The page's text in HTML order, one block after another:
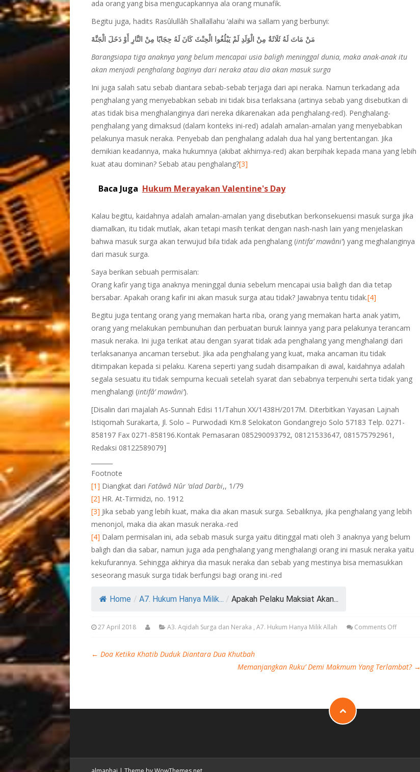
ada orang yang bisa mengucapkannya ala orang munafik.
Begitu juga, hadits Rasûlullâh Shallallahu ‘alaihi wa sallam yang berbunyi:
مَنْ مَاتَ لَهُ ثَلَاثَةٌ مِنْ الْوَلَدِ لَمْ يَبْلُغُوا الْحِنْثَ كَانَ لَهُ حِجَابًا مِنْ النَّارِ أَوْ دَخَلَ الْجَنَّةَ
Barangsiapa tiga anaknya yang belum mencapai usia baligh meninggal dunia, maka anak-anak itu
akan menjadi penghalang baginya dari neraka atau dia akan masuk surga
Ini juga salah satu sebab diantara sebab-sebab terjaga dari api neraka. Namun terkadang ada
penghalang yang menyebabkan sebab ini tidak bisa terlaksana (artinya sebab yang disebutkan di
atas tidak bisa menghalanginya dari nereka dikarenakan ada penghalang-red). Penghalang-
penghalang yang dimaksud (dalam konteks ini-red) adalah amalan-amalan yang menyebabkan
pelakunya masuk neraka. Penyebab dan penghalang adalah dua hal yang bertentangan. Jika
demikian keadannya, maka hukumnya (akibat akhirnya-red) akan berpihak kepada mana yang lebih
kuat atau dominan? Sebab atau penghalang?[3]
Baca Juga Hukum Merayakan Valentine's Day
Kalau begitu, kaidahnya adalah amalan-amalan yang disebutkan berkonsekuensi masuk surga jika
diamalkan, itu tidak mutlak, akan tetapi masih terikat dengan nash-nash lain yang menjelaskan
bahwa masuk surga akan terwujud bila tidak ada penghalang (intifa’ mawâni’) yang meghalanginya
dari masuk surga.
Saya berikan sebuah permisalan:
Orang kafir yang tiga anaknya meninggal dunia sebelum mencapai usia baligh dan dia tetap
bersabar. Apakah orang kafir ini akan masuk surga atau tidak? Jawabnya tentu tidak.[4]
Begitu juga tentang orang yang memakan harta riba, orang yang memakan harta anak yatim,
orang yang melakukan pembunuhan dan perbuatan buruk lainnya yang para pelakunya terancam
masuk neraka. Ini juga terikat atau dengan syarat tidak ada penghalang yang menghalangi dari
terlaksananya ancaman tersebut. Jika ada penghalang yang kuat, maka ancaman itu tidak
ditimpakan kepada si pelaku. Karena seperti yang sudah disampaikan di awal, kaidahnya adalah
segala sesuatu itu tidak sempurna kecuali setelah syarat dan sebabnya terpenuhi serta tidak yang
menghalangi (intifâ’ mawâni’).
[Disalin dari majalah As-Sunnah Edisi 11/Tahun XX/1438H/2017M. Diterbitkan Yayasan Lajnah
Istiqomah Surakarta, Jl. Solo – Purwodadi Km.8 Selokaton Gondangrejo Solo 57183 Telp. 0271-
858197 Fax 0271-858196.Kontak Pemasaran 085290093792, 08121533647, 081575792961,
Redaksi 08122589079]
Footnote
[1] Diangkat dari Fatâwâ Nûr ‘alad Darbi,, 1/79
[2] HR. At-Tirmidzi, no. 1912
[3] Jika sebab yang lebih kuat, maka dia akan masuk surga. Sebaliknya, jika penghalang yang lebih
menonjol, maka dia akan masuk neraka.-red
[4] Dalam permisalan ini, ada sebab masuk surga yaitu ditinggal mati oleh 3 anaknya yang belum
baligh dan dia sabar, namun juga ada penghalang yang menghalangi orang ini masuk neraka yaitu
kekufurannya. Sehingga akhirya dia masuk neraka dan sebab yang mestinya bisa memasukkan
seseorang masuk surga tidak berfungsi bagi orang ini.-red
Home / A7. Hukum Hanya Milik... / Apakah Pelaku Maksiat Akan...
27 April 2018 A3. Aqidah Surga dan Neraka , A7. Hukum Hanya Milik Allah Comments Off
← Doa Ketika Khatib Duduk Diantara Dua Khutbah
Memanjangkan Ruku’ Demi Makmum Yang Terlambat? →